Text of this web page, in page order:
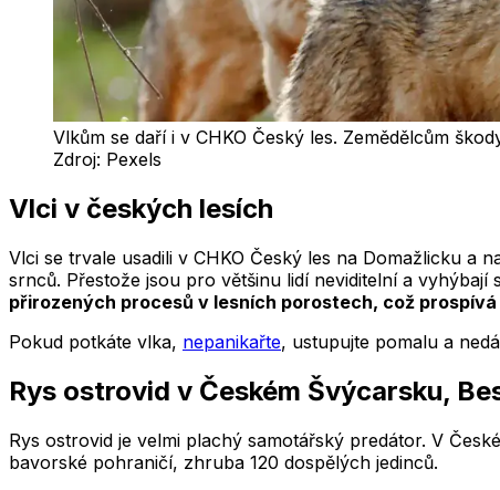
Vlkům se daří i v CHKO Český les. Zemědělcům
Zdroj: Pexels
Vlci v českých lesích
Vlci se trvale usadili v CHKO Český les na Domažlicku
srnců. Přestože jsou pro většinu lidí neviditelní a
přirozených procesů v lesních porostech, což
Pokud potkáte vlka, nepanikařte, ustupujte pomalu a
Rys ostrovid v Českém Švýcarsku,
Rys ostrovid je velmi plachý samotářský predátor. V
bavorské pohraničí, zhruba 120 dospělých jedinců.